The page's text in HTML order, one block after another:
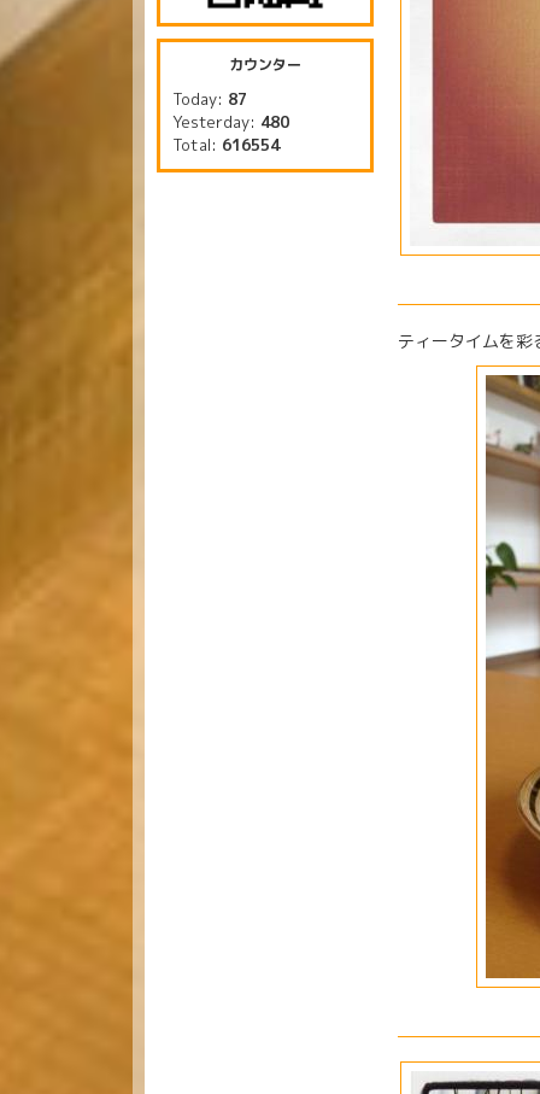
ティータイムを彩
カウンター
Today: 87
Yesterday: 480
Total: 616554